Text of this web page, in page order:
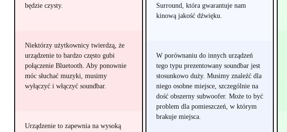
będzie czysty.
Niektórzy użytkownicy twierdzą, że
urządzenie to bardzo często gubi
połączenie Bluetooth. Aby ponownie
móc słuchać muzyki, musimy
wyłączyć i włączyć soundbar.
Urządzenie to zapewnia na wysoką
Surround, która gwarantuje nam
kinową jakość dźwięku.
W porównaniu do innych urządzeń
tego typu prezentowany soundbar jest
stosunkowo duży. Musimy znaleźć dla
niego osobne miejsce, szczególnie na
dość obszerny subwoofer. Może to być
problem dla pomieszczeń, w którym
brakuje miejsca.